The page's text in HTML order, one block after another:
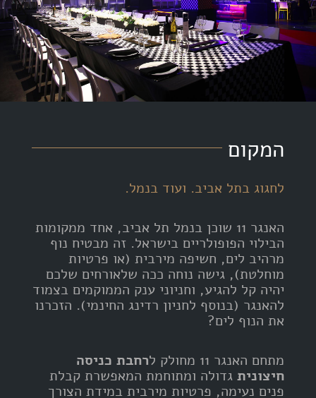
המקום
לחגוג בתל אביב. ועוד בנמל.
האנגר 11 שוכן בנמל תל אביב, אחד ממקומות
הבילוי הפופולריים בישראל. זה מבטיח נוף
מרהיב לים, חשיפה מירבית (או פרטיות
מוחלטת), גישה נוחה ככה שלאורחים שלכם
יהיה קל להגיע, וחניוני ענק הממוקמים בצמוד
להאנגר (בנוסף לחניון רדינג החינמי). הזכרנו
את הנוף לים?
מתחם האנגר 11 מחולק ל
רחבת כניסה
חיצוניתגדולה ומתוחמת המאפשרת קבלת
פנים נעימה, פרטיות מירבית במידת הצורך